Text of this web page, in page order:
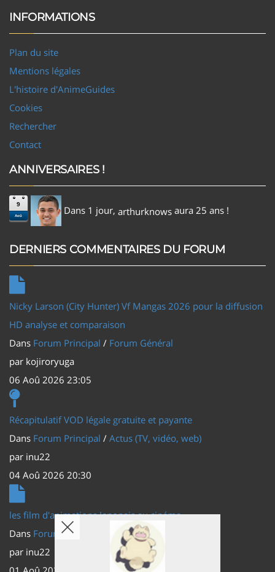
INFORMATIONS
Plan du site
Mentions légales
L'histoire d'AnimeGuides
Cookies
Rechercher
Contact
ANNIVERSAIRES !
9
Aoû Dans 1 jour, arthurknows aura 25 ans !
DERNIERS COMMENTAIRES DU FORUM
Nicky Larson (City Hunter) Vf Mangas 2026 pour la diffusion
HD analyse et comparaison
Dans Forum Principal / Forum Général
par kojiroryuga
06 Aoû 2026 23:05
Récapitulatif VOD légale gratuite et payante
Dans Forum Principal / Actus (TV, vidéo, web)
par inu22
04 Aoû 2026 20:30
les film d'animations Japonais au cinéma
Dans Forum Principal
Actus (TV, vidéo, web)
par inu22